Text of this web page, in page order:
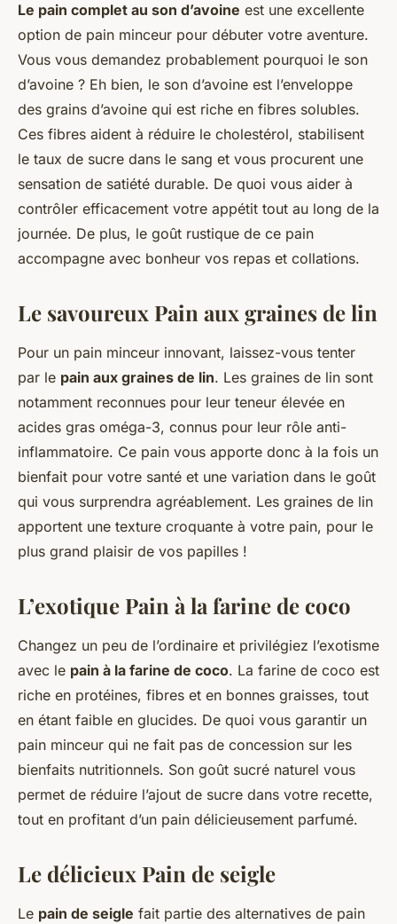
Le pain complet au son d’avoine est une excellente
option de pain minceur pour débuter votre aventure.
Vous vous demandez probablement pourquoi le son
d’avoine ? Eh bien, le son d’avoine est l’enveloppe
des grains d’avoine qui est riche en fibres solubles.
Ces fibres aident à réduire le cholestérol, stabilisent
le taux de sucre dans le sang et vous procurent une
sensation de satiété durable. De quoi vous aider à
contrôler efficacement votre appétit tout au long de la
journée. De plus, le goût rustique de ce pain
accompagne avec bonheur vos repas et collations.
Le savoureux Pain aux graines de lin
Pour un pain minceur innovant, laissez-vous tenter
par le pain aux graines de lin. Les graines de lin sont
notamment reconnues pour leur teneur élevée en
acides gras oméga-3, connus pour leur rôle anti-
inflammatoire. Ce pain vous apporte donc à la fois un
bienfait pour votre santé et une variation dans le goût
qui vous surprendra agréablement. Les graines de lin
apportent une texture croquante à votre pain, pour le
plus grand plaisir de vos papilles !
L’exotique Pain à la farine de coco
Changez un peu de l’ordinaire et privilégiez l’exotisme
avec le pain à la farine de coco. La farine de coco est
riche en protéines, fibres et en bonnes graisses, tout
en étant faible en glucides. De quoi vous garantir un
pain minceur qui ne fait pas de concession sur les
bienfaits nutritionnels. Son goût sucré naturel vous
permet de réduire l’ajout de sucre dans votre recette,
tout en profitant d’un pain délicieusement parfumé.
Le délicieux Pain de seigle
Le pain de seigle fait partie des alternatives de pain